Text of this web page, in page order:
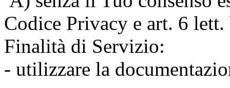
Codice Privacy e art. 6
Finalità di Servizio:
- utilizzare la